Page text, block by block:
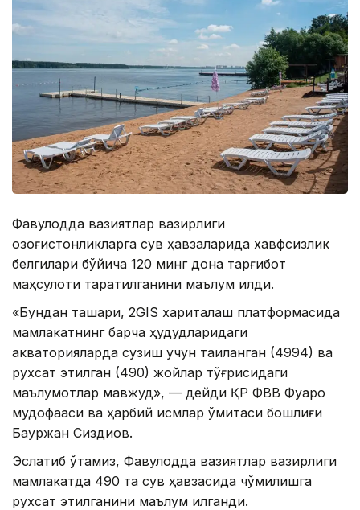
Фавқулодда вазиятлар вазирлиги
қозоғистонликларга сув ҳавзаларида хавфсизлик
белгилари бўйича 120 минг дона тарғибот
маҳсулоти тарқатилганини маълум қилди.
«Бундан ташқари, 2GIS хариталаш платформасида
мамлакатнинг барча ҳудудларидаги
акваторияларда сузиш учун тақиқланган (4994) ва
рухсат этилган (490) жойлар тўғрисидаги
маълумотлар мавжуд», — дейди ҚР ФВВ Фуқаро
мудофааси ва ҳарбий қисмлар қўмитаси бошлиғи
Бауржан Сиздиқов.
Эслатиб ўтамиз, Фавқулодда вазиятлар вазирлиги
мамлакатда 490 та сув ҳавзасида чўмилишга
рухсат этилганини маълум қилганди.